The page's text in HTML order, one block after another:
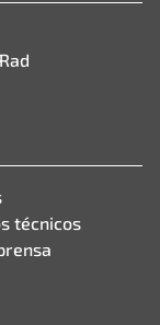
técnicos